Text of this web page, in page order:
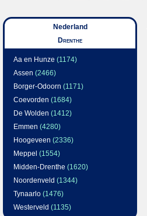
Nederland
Drenthe
Aa en Hunze (1174)
Assen (2466)
Borger-Odoorn (1171)
Coevorden (1684)
De Wolden (1412)
Emmen (4280)
Hoogeveen (2336)
Meppel (1554)
Midden-Drenthe (1620)
Noordenveld (1344)
Tynaarlo (1476)
Westerveld (1135)